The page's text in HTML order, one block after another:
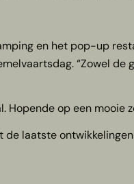
en het pop-up
“Zowel
op een
laatste